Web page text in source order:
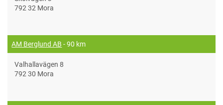
792 32 Mora
AM Berglund AB - 90 km
Valhallavägen 8
792 30 Mora